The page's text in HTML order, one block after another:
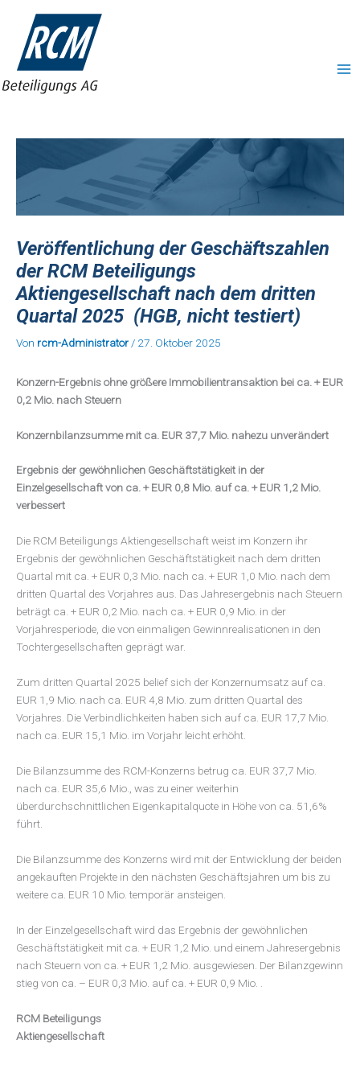
springen
Veröffentlichung der Geschäftszahlen
der RCM Beteiligungs
Aktiengesellschaft nach dem dritten
Quartal 2025 (HGB, nicht testiert)
Von rcm-Administrator/ 27. Oktober 2025
Konzern-Ergebnis ohne größere Immobilientransaktion bei ca. + EUR
0,2 Mio. nach Steuern
Konzernbilanzsumme mit ca. EUR 37,7 Mio. nahezu unverändert
Ergebnis der gewöhnlichen Geschäftstätigkeit in der
Einzelgesellschaft von ca. + EUR 0,8 Mio. auf ca.+ EUR 1,2 Mio.
verbessert
Die RCM Beteiligungs Aktiengesellschaft weist im Konzern ihr
Ergebnis der gewöhnlichen Geschäftstätigkeit nach dem dritten
Quartal mit ca. + EUR 0,3 Mio. nach ca. + EUR 1,0 Mio. nach dem
dritten Quartal des Vorjahres aus. Das Jahresergebnis nach Steuern
beträgt ca. + EUR 0,2 Mio. nach ca. + EUR 0,9 Mio. in der
Vorjahresperiode, die von einmaligen Gewinnrealisationen in den
Tochtergesellschaften geprägt war.
Zum dritten Quartal 2025 belief sich der Konzernumsatz auf ca.
EUR 1,9 Mio. nach ca. EUR 4,8 Mio. zum dritten Quartal des
Vorjahres. Die Verbindlichkeiten haben sich auf ca. EUR 17,7 Mio.
nach ca. EUR 15,1 Mio. im Vorjahr leicht erhöht.
Die Bilanzsumme des RCM-Konzerns betrug ca. EUR 37,7 Mio.
nach ca. EUR 35,6 Mio., was zu einer weiterhin
überdurchschnittlichen Eigenkapitalquote in Höhe von ca. 51,6%
führt.
Die Bilanzsumme des Konzerns wird mit der Entwicklung der beiden
angekauften Projekte in den nächsten Geschäftsjahren um bis zu
weitere ca. EUR 10 Mio. temporär ansteigen.
In der Einzelgesellschaft wird das Ergebnis der gewöhnlichen
Geschäftstätigkeit mit ca. + EUR 1,2 Mio. und einem Jahresergebnis
nach Steuern von ca. + EUR 1,2 Mio. ausgewiesen. Der Bilanzgewinn
stieg von ca. – EUR 0,3 Mio. auf ca. + EUR 0,9 Mio. .
RCM Beteiligungs
Aktiengesellschaft